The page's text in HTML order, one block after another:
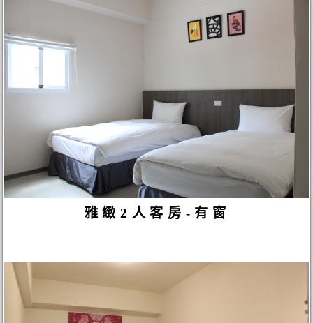
雅緻2人客房-有窗